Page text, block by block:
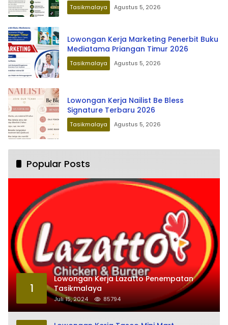
Tasikmalaya Agustus 5, 2026
Lowongan Kerja Marketing Penerbit Buku
Mediatama Priangan Timur 2026
Tasikmalaya Agustus 5, 2026
Lowongan Kerja Nailist Be Bless
Signature Terbaru 2026
Tasikmalaya Agustus 5, 2026
Popular Posts
1
Lowongan Kerja Lazatto Penempatan
Tasikmalaya
Juli 15, 2024 85794